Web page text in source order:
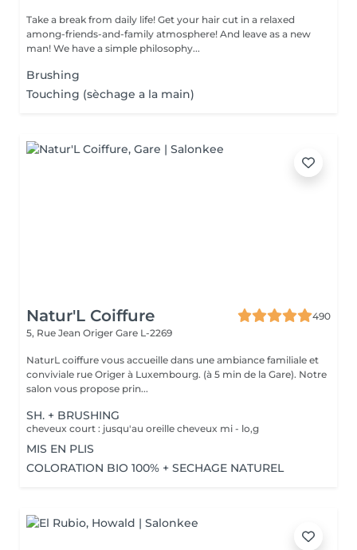
Take a break from daily life! Get your hair cut in a relaxed
among-friends-and-family atmosphere! And leave as a new
man! We have a simple philosophy...
Brushing
Touching (sèchage a la main)
Natur'L Coiffure
490
5, Rue Jean Origer Gare L-2269
NaturL coiffure vous accueille dans une ambiance familiale et
conviviale rue Origer à Luxembourg. (à 5 min de la Gare). Notre
salon vous propose prin...
SH. + BRUSHING
cheveux court : jusqu'au oreille cheveux mi - lo,g
MIS EN PLIS
COLORATION BIO 100% + SECHAGE NATUREL